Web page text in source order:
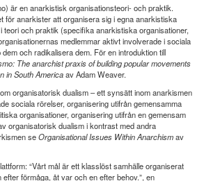
är en anarkistisk organisationsteori- och praktik.
för anarkister att organisera sig i egna anarkistiska
teori och praktik (specifika anarkistiska organisationer,
medlemmar aktivt involverade i sociala
och radikalisera dem. För en introduktion till
The anarchist praxis of building popular movements
in South Americaav Adam Weaver.
organisatorisk dualism – ett synsätt inom anarkismen
sociala rörelser, organisering utifrån gemensamma
organisationer, organisering utifrån en gemensam
organisatorisk dualism i kontrast med andra
seOrganisational Issues Within Anarchismav
“Vårt mål är ett klasslöst samhälle organiserat
förmåga, åt var och en efter behov.”, en